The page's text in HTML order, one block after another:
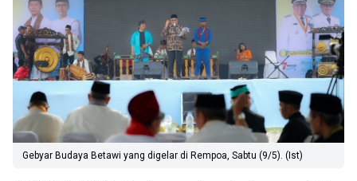
Gebyar Budaya Betawi yang digelar di Rempoa, Sabtu (9/5). (Ist)